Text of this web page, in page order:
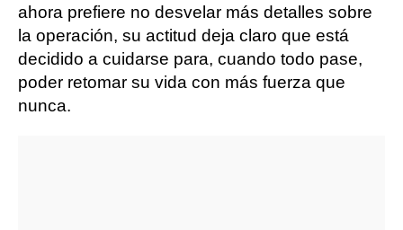
ahora prefiere no desvelar más detalles sobre
la operación, su actitud deja claro que está
decidido a cuidarse para, cuando todo pase,
poder retomar su vida con más fuerza que
nunca.